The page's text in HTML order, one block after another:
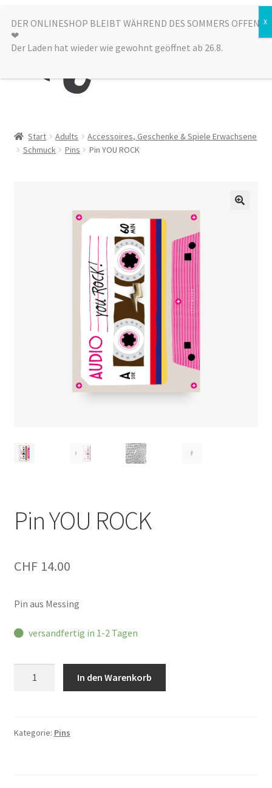
Zur
Navigation
springen
Zum
Inhalt
springen
Menü
Alle Produkte
Start Adults
Accessoires, Geschenke & Spiele Erwachsene
Schmuck
Pins Pin YOU ROCK
Pin YOU ROCK
CHF14.00
Pin aus Messing
versandfertig in 1-2 Tagen
In den Warenkorb
Kategorie: Pins
DER ONLINESHOP BLEIBT WÄHREND DES SOMMERS OFFEN
❤︎
Der Laden hat wieder wie gewohnt geöffnet ab 26.8.